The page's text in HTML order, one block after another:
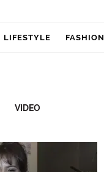
LIFESTYLE FASHION
VIDEO